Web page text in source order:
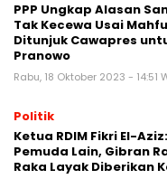
PPP Ungkap Alasan
Tak Kecewa Usai
Ditunjuk Cawapres
Pranowo
Rabu, 18 Oktober 2023 - 14:51
Politik
Ketua RDIM Fikri El-
Pemuda Lain, Gibran
Raka Layak Diberikan